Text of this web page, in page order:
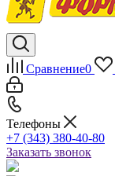
Сравнение0
Телефоны
+7 (343) 380-40-80
Заказать звонок